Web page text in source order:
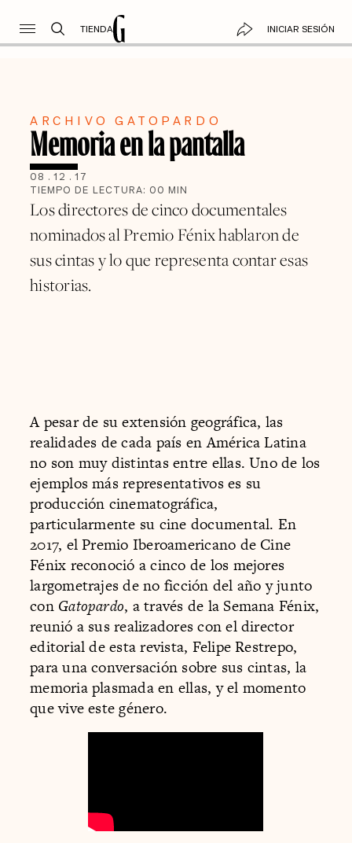
TIENDA INICIAR SESIÓN
ARCHIVO GATOPARDO
Memoria en la pantalla
08 . 12 . 17
TIEMPO DE LECTURA: 00 MIN
Los directores de cinco documentales
nominados al Premio Fénix hablaron de
sus cintas y lo que representa contar esas
historias.
A pesar de su extensión geográfica, las
realidades de cada país en América Latina
no son muy distintas entre ellas. Uno de los
ejemplos más representativos es su
producción cinematográfica,
particularmente su cine documental. En
2017, el Premio Iberoamericano de Cine
Fénix reconoció a cinco de los mejores
largometrajes de no ficción del año y junto
con Gatopardo, a través de la Semana Fénix,
reunió a sus realizadores con el director
editorial de esta revista, Felipe Restrepo,
para una conversación sobre sus cintas, la
memoria plasmada en ellas, y el momento
que vive este género.